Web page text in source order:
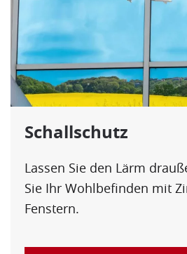
Schallschutz
Lassen Sie den Lärm
Sie Ihr Wohlbefinden mit
Fenstern.